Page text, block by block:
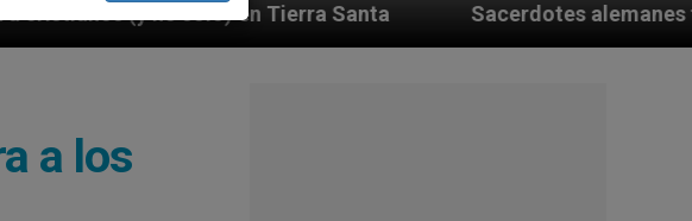
en Tierra Santa Sacerdotes alemanes fieles al Papa
a los